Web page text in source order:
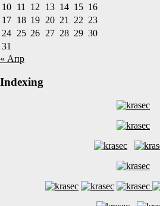
10 11 12 13 14 15 16
17 18 19 20 21 22 23
24 25 26 27 28 29 30
31
« Апр
Indexing